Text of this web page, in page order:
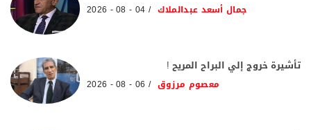
جمال أسعد عبدالملاك 04 - 08 - 2026
تأشيرة خروج إلي البراح المريح !
معصوم مرزوق 06 - 08 - 2026